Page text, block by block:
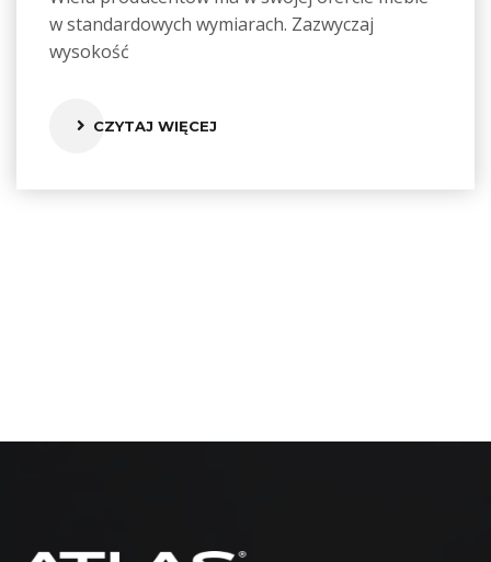
w standardowych wymiarach. Zazwyczaj
wysokość
CZYTAJ WIĘCEJ